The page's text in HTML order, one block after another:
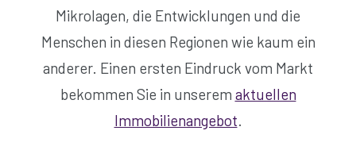
Mikrolagen, die Entwicklungen und die
Menschen in diesen Regionen wie kaum ein
anderer. Einen ersten Eindruck vom Markt
bekommen Sie in unserem aktuellen
Immobilienangebot.